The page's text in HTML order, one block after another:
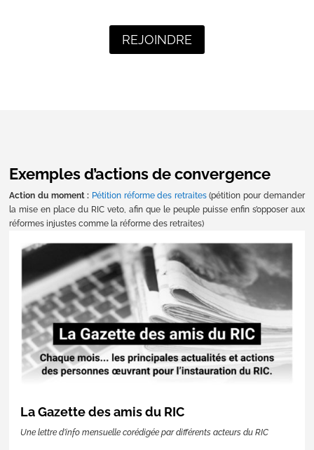
REJOINDRE
Exemples d’actions de convergence
Action du moment : Pétition réforme des retraites(pétition pour demander
la mise en place du RIC veto, afin que le peuple puisse enfin s’opposer aux
réformes injustes comme la réforme des retraites)
La Gazette des amis du RIC
Une lettre d’info mensuelle corédigée par différents acteurs du RIC